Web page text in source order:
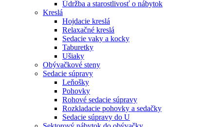
Údržba a starostlivosť o nábytok
Kreslá
Hojdacie kreslá
Relaxačné kreslá
Sedacie vaky a kocky
Taburetky
Ušiaky
Obývačkové steny
Sedacie súpravy
Leňošky
Pohovky
Rohové sedacie súpravy
Rozkladacie pohovky a sedačky
Sedacie súpravy do U